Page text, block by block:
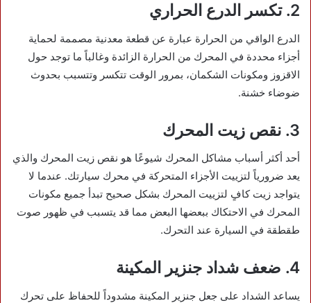
2. تكسر الدرع الحراري
الدرع الواقي من الحرارة عبارة عن قطعة معدنية مصممة لحماية
أجزاء محددة في المحرك من الحرارة الزائدة وغالباً ما توجد حول
الاقزوز ومكونات الشكمان، بمرور الوقت تتكسر وتتسبب بحدوث
ضوضاء خشنة.
3. نقص زيت المحرك
أحد أكثر أسباب مشاكل المحرك شيوعًا هو نقص زيت المحرك والذي
يعد ضرورياً لتزييت الأجزاء المتحركة في محرك سيارتك. عندما لا
يتواجد زيت كافٍ لتزييت المحرك بشكل صحيح تبدأ جميع مكونات
المحرك في الاحتكاك ببعضها البعض مما قد يتسبب في ظهور صوت
طقطقة في السيارة عند التحرك.
4. ضعف شداد جنزير المكينة
يساعد الشداد على جعل جنزير المكينة مشدوداً للحفاظ على تحرك